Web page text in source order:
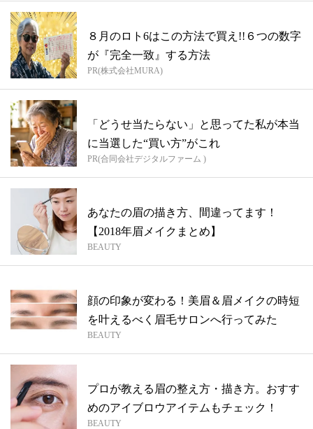
８月のロト6はこの方法で買え!!６つの数字
が『完全一致』する方法
PR(株式会社MURA)
「どうせ当たらない」と思ってた私が本当
に当選した“買い方”がこれ
PR(合同会社デジタルファーム )
あなたの眉の描き方、間違ってます！
【2018年眉メイクまとめ】
BEAUTY
顔の印象が変わる！美眉＆眉メイクの時短
を叶えるべく眉毛サロンへ行ってみた
BEAUTY
プロが教える眉の整え方・描き方。おすす
めのアイブロウアイテムもチェック！
BEAUTY